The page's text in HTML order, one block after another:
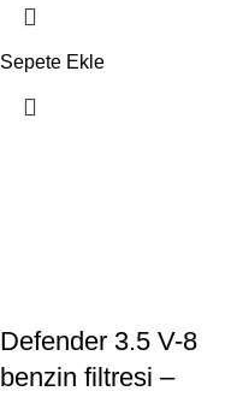
Sepete Ekle
Defender 3.5 V-8
benzin filtresi –